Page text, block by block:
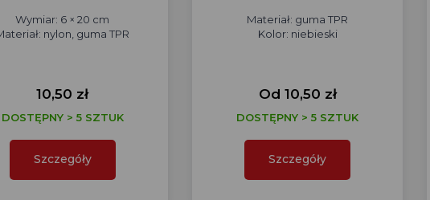
Wymiar: 6 × 20 cm
nylon, guma TPR
10,50 zł
DOSTĘPNY > 5 SZTUK
Szczegóły
Materiał: guma TPR
Kolor: niebieski
Od 10,50 zł
DOSTĘPNY > 5 SZTUK
Szczegóły